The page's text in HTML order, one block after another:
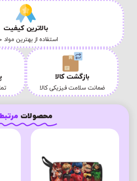
بالاترین کیفیت
استفاده از بهترین مواد
بازگشت کالا
ضمانت سلامت فیزیکی کالا
محصولات مرتبط